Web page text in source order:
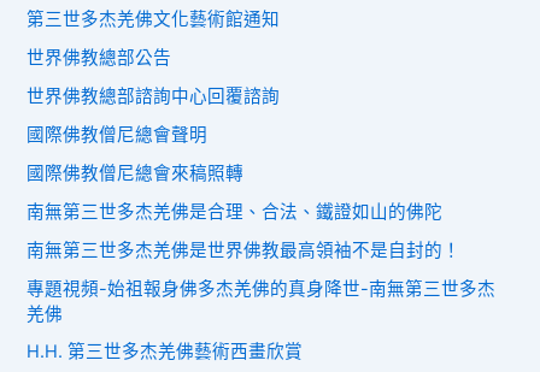
第三世多杰羌佛文化藝術館通知
世界佛教總部公告
世界佛教總部諮詢中心回覆諮詢
國際佛教僧尼總會聲明
國際佛教僧尼總會來稿照轉
南無第三世多杰羌佛是合理、合法、鐵證如山的佛陀
南無第三世多杰羌佛是世界佛教最高領袖不是自封的！
專題視頻-始祖報身佛多杰羌佛的真身降世-南無第三世多杰
羌佛
H.H. 第三世多杰羌佛藝術西畫欣賞